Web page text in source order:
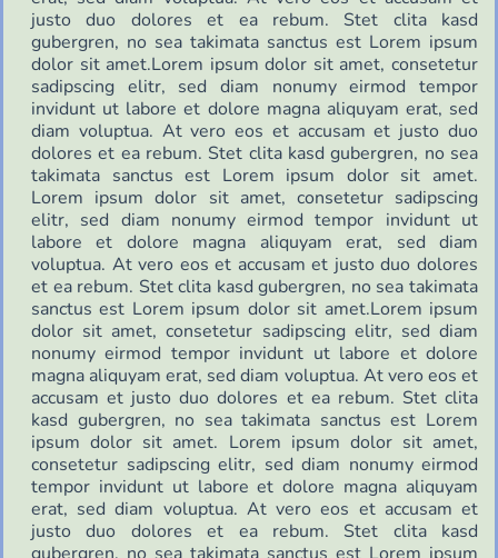
justo duo dolores et ea rebum. Stet clita kasd
gubergren, no sea takimata sanctus est Lorem ipsum
dolor sit amet.Lorem ipsum dolor sit amet, consetetur
sadipscing elitr, sed diam nonumy eirmod tempor
invidunt ut labore et dolore magna aliquyam erat, sed
diam voluptua. At vero eos et accusam et justo duo
dolores et ea rebum. Stet clita kasd gubergren, no sea
takimata sanctus est Lorem ipsum dolor sit amet.
Lorem ipsum dolor sit amet, consetetur sadipscing
elitr, sed diam nonumy eirmod tempor invidunt ut
labore et dolore magna aliquyam erat, sed diam
voluptua. At vero eos et accusam et justo duo dolores
et ea rebum. Stet clita kasd gubergren, no sea takimata
sanctus est Lorem ipsum dolor sit amet.Lorem ipsum
dolor sit amet, consetetur sadipscing elitr, sed diam
nonumy eirmod tempor invidunt ut labore et dolore
magna aliquyam erat, sed diam voluptua. At vero eos et
accusam et justo duo dolores et ea rebum. Stet clita
kasd gubergren, no sea takimata sanctus est Lorem
ipsum dolor sit amet. Lorem ipsum dolor sit amet,
consetetur sadipscing elitr, sed diam nonumy eirmod
tempor invidunt ut labore et dolore magna aliquyam
erat, sed diam voluptua. At vero eos et accusam et
justo duo dolores et ea rebum. Stet clita kasd